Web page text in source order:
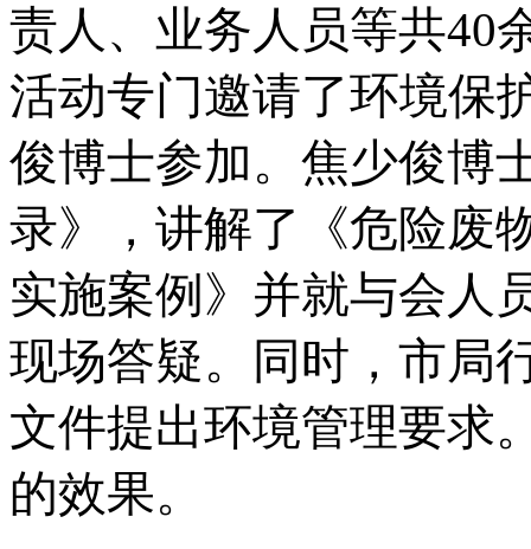
责人、业务人员等共40
活动专门邀请了环境保
俊博士参加。焦少俊博
录》，讲解了《危险废
实施案例》并就与会人
现场答疑。同时，市局
文件提出环境管理要求
的效果。